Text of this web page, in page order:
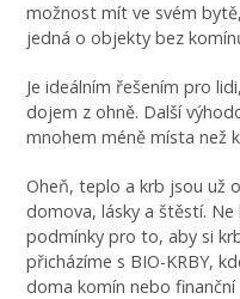
možnost mít ve svém
jedná o objekty bez
Je ideálním řešením pro
dojem z ohně. Další
mnohem méně místa než
Oheň, teplo a krb jsou už
domova, lásky a štěstí.
podmínky pro to, aby si
přicházíme s BIO-KRBY,
doma komín nebo